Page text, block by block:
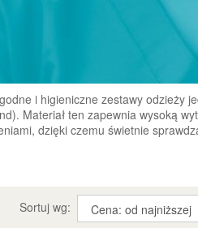
i higieniczne zestawy odzieży
Materiał ten zapewnia wysoką
dzięki czemu świetnie
Sortuj wg: